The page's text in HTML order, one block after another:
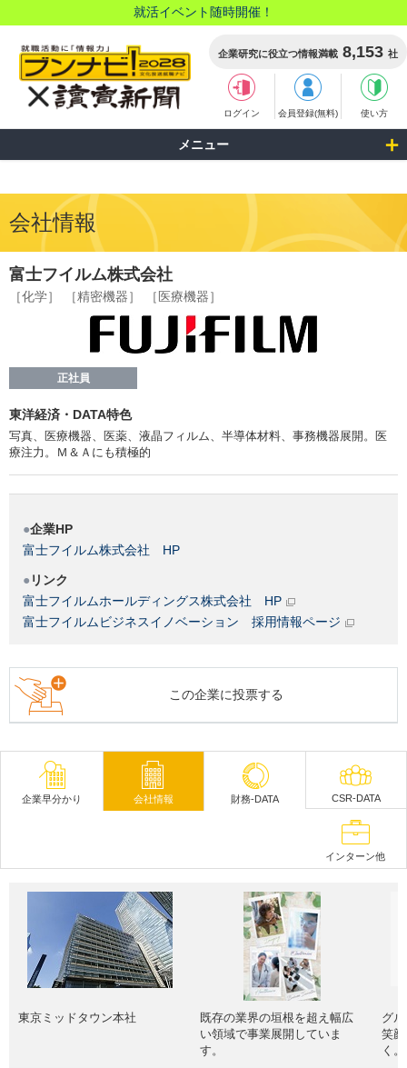
就活イベント随時開催！
企業研究に役立つ情報満載 8,153 社
ログイン 会員登録(無料) 使い方
メニュー
会社情報
富士フイルム株式会社
［化学］ ［精密機器］ ［医療機器］
正社員
東洋経済・DATA特色
写真、医療機器、医薬、液晶フィルム、半導体材料、事務機器展開。医
療注力。Ｍ＆Ａにも積極的
企業HP
富士フイルム株式会社 HP
リンク
富士フイルムホールディングス株式会社 HP
富士フイルムビジネスイノベーション 採用情報ページ
この企業に投票する
企業早分かり 会社情報 財務-DATA CSR-DATA
インターン他
東京ミッドタウン本社
既存の業界の垣根を超え幅広
い領域で事業展開していま
す。
グ
笑
く